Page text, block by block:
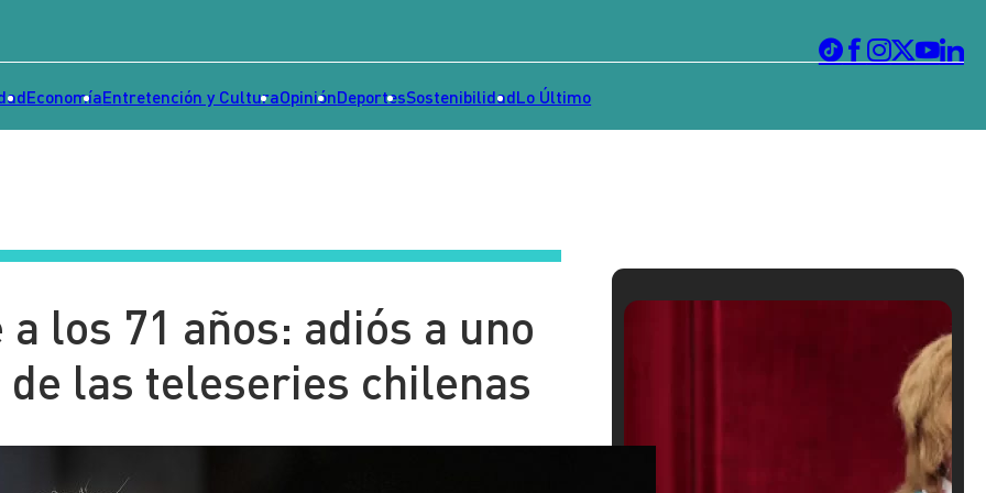
EconomíaEntretención y CulturaOpiniónDeportesSostenibilidadLo Último
los 71 años: adiós a uno
las teleseries chilenas